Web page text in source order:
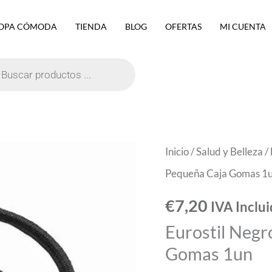
CÓMODA TIENDA BLOG OFERTAS MI CUENTA
Inicio/Salud y Belleza /
Pequeña Caja Gomas
€7,20 IVA
Eurostil
Gomas 1un
Eurostil
Negro
Colita
Pequeña
Caja